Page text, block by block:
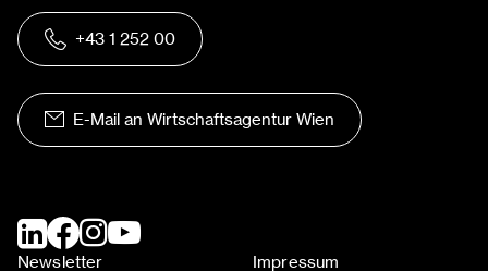
+43 1 252 00
E-Mail an Wirtschaftsagentur Wien
Newsletter Impressum